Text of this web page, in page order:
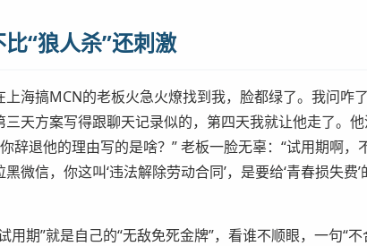
“狼人杀”还刺激
海搞MCN的老板火急火燎找到我，脸都绿了。我问咋
天方案写得跟聊天记录似的，第四天我就让他走了。
辞退他的理由写的是啥？” 老板一脸无辜：“试用期啊
微信，你这叫‘违法解除劳动合同’，是要给‘青春损失费
用期”就是自己的“无敌免死金牌”，看谁不顺眼，一句“